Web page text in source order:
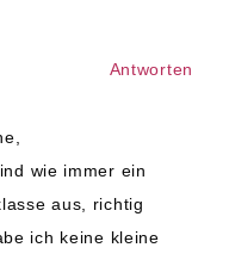
wie immer ein
aus, richtig
ich keine kleine
Antworten